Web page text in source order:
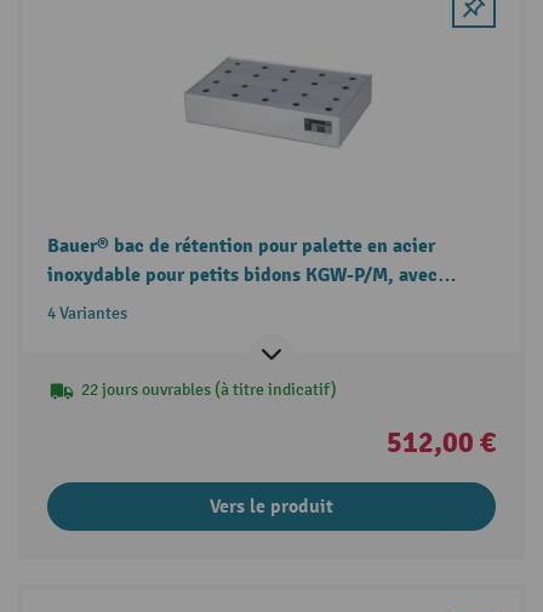
Bauer® bac de rétention pour palette en acier
inoxydable pour petits bidons KGW-P/M, avec
plaque perforée
4 Variantes
22 jours ouvrables (à titre indicatif)
512,00 €
Vers le produit